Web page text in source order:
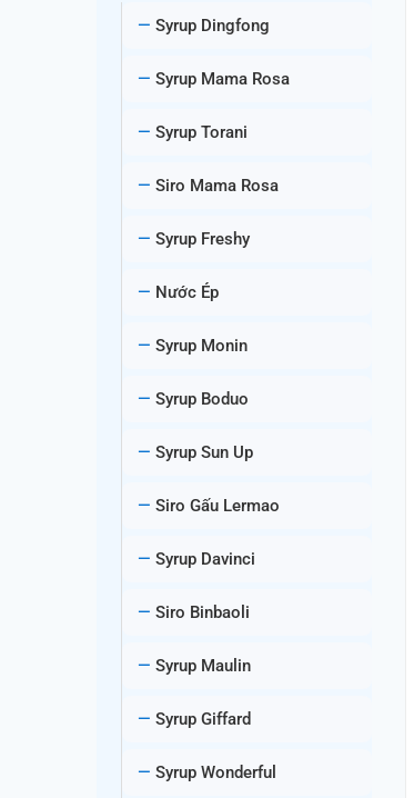
Syrup Dingfong
Syrup Mama Rosa
Syrup Torani
Siro Mama Rosa
Syrup Freshy
Nước Ép
Syrup Monin
Syrup Boduo
Syrup Sun Up
Siro Gấu Lermao
Syrup Davinci
Siro Binbaoli
Syrup Maulin
Syrup Giffard
Syrup Wonderful